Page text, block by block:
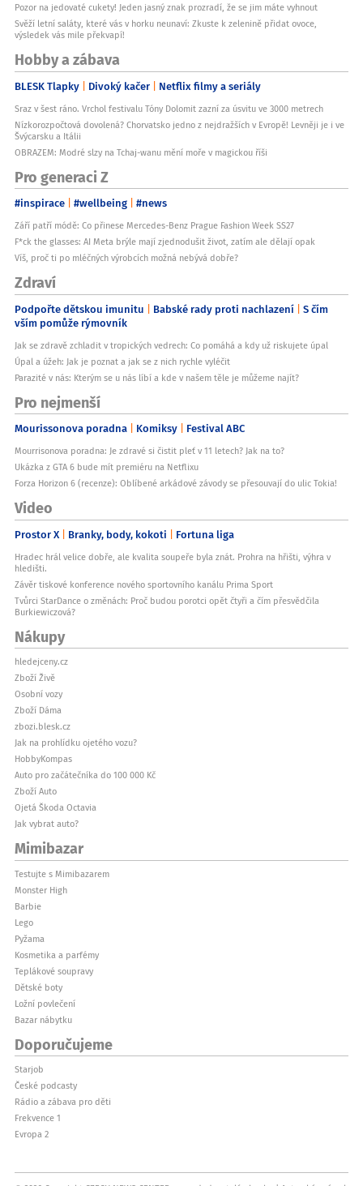
Pozor na jedovaté cukety! Jeden jasný znak prozradí, že se jim máte vyhnout
Svěží letní saláty, které vás v horku neunaví: Zkuste k zelenině přidat ovoce,
výsledek vás mile překvapí!
Hobby a zábava
BLESK Tlapky Divoký kačer Netflix filmy a seriály
Sraz v šest ráno. Vrchol festivalu Tóny Dolomit zazní za úsvitu ve 3000 metrech
Nízkorozpočtová dovolená? Chorvatsko jedno z nejdražších v Evropě! Levněji je i ve
Švýcarsku a Itálii
OBRAZEM: Modré slzy na Tchaj-wanu mění moře v magickou říši
Pro generaci Z
#inspirace #wellbeing #news
Září patří módě: Co přinese Mercedes-Benz Prague Fashion Week SS27
F*ck the glasses: AI Meta brýle mají zjednodušit život, zatím ale dělají opak
Víš, proč ti po mléčných výrobcích možná nebývá dobře?
Zdraví
Podpořte dětskou imunitu Babské rady proti nachlazení S čím
vším pomůže rýmovník
Jak se zdravě zchladit v tropických vedrech: Co pomáhá a kdy už riskujete úpal
Úpal a úžeh: Jak je poznat a jak se z nich rychle vyléčit
Parazité v nás: Kterým se u nás líbí a kde v našem těle je můžeme najít?
Pro nejmenší
Mourissonova poradna Komiksy Festival ABC
Mourrisonova poradna: Je zdravé si čistit pleť v 11 letech? Jak na to?
Ukázka z GTA 6 bude mít premiéru na Netflixu
Forza Horizon 6 (recenze): Oblíbené arkádové závody se přesouvají do ulic Tokia!
Video
Prostor X Branky, body, kokoti Fortuna liga
Hradec hrál velice dobře, ale kvalita soupeře byla znát. Prohra na hřišti, výhra v
hledišti.
Závěr tiskové konference nového sportovního kanálu Prima Sport
Tvůrci StarDance o změnách: Proč budou porotci opět čtyři a čím přesvědčila
Burkiewiczová?
Nákupy
hledejceny.cz
Zboží Živě
Osobní vozy
Zboží Dáma
zbozi.blesk.cz
Jak na prohlídku ojetého vozu?
HobbyKompas
Auto pro začátečníka do 100 000 Kč
Zboží Auto
Ojetá Škoda Octavia
Jak vybrat auto?
Mimibazar
Testujte s Mimibazarem
Monster High
Barbie
Lego
Pyžama
Kosmetika a parfémy
Teplákové soupravy
Dětské boty
Ložní povlečení
Bazar nábytku
Doporučujeme
Starjob
České podcasty
Rádio a zábava pro děti
Frekvence 1
Evropa 2